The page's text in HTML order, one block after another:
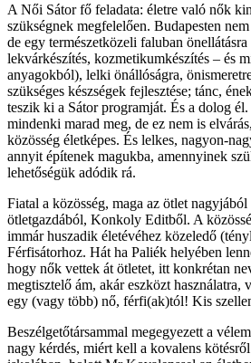
A Női Sátor fő feladata: életre való nők
szükségnek megfelelően. Budapesten
de egy természetközeli faluban önellátásra
lekvárkészítés, kozmetikumkészítés – és
anyagokból), lelki önállóságra,
szükséges készségek fejlesztése; tánc,
teszik ki a Sátor programját. És a dolog
mindenki marad meg, de ez nem is
közösség életképes. És lelkes, nagyon-
annyit építenek magukba, amennyinek
lehetőségük adódik rá.
Fiatal a közösség, maga az ötlet
ötletgazdából, Konkoly Editből. A
immár huszadik életévéhez közeledő
Férfisátorhoz. Hát ha Paliék helyében
hogy nők vettek át ötletet, itt konkrétan
megtisztelő ám, akár eszközt használatra,
egy (vagy több) nő, férfi(ak)tól! Kis
Beszélgetőtársammal megegyezett a
nagy kérdés, miért kell a kovalens